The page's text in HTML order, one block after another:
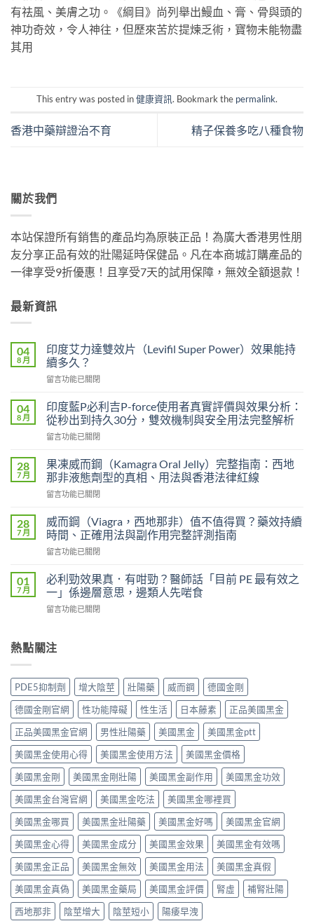
有祛風、美膚之功。《綱目》尚列舉出鰻血、膏、骨與頭的
神功奇效，令人神往，但歷來苦於提煉乏術，寶物未能物盡
其用
This entry was posted in健康資訊. Bookmark the permalink.
香港中藥辯證治不育 精子保養多吃八種食物
關於我們
本站保證所有銷售的產品均為原裝正品！為廣大香港男性朋
友分享正品有效的壯陽延時保健品。凡在本商城訂購產品的
一律享受9折優惠！且享受7天的試用保障，無效全額退款！
最新資訊
04
8 月
印度艾力達雙效片（Levifil Super Power）效果能持
續多久？
在
度
艾
力
達
效
片
（Levifil
Super
效
果
持
多
久？〉
中
留言功能已關閉
04
8 月
印度藍P必利吉P-force使用者真實評價與效果分析：
從秒出到持久30分，雙效機制與安全用法完整解析
在
度
藍
P
必
吉
P-
force
使
者
真
評
效
析：
從
秒
出
到
持
久
30
分，
雙
效
機
制
與
安
全
用
法
完
整
留言功能已關閉
28
7 月
果凍威而鋼（Kamagra Oral Jelly）完整指南：西地
那非液態劑型的真相、用法與香港法律紅線
在
凍
威
而
鋼
Oral
Jelly）
整
西
非
液
態
劑
型
的
真
相、
用
法
與
香
港
法
律
紅
線〉
中
留言功能已關閉
28
7 月
威而鋼（Viagra，西地那非）值不值得買？藥效持續
時間、正確用法與副作用完整評測指南
在
而
鋼
（Viagra，
西
非）
值
得
買？
藥
效
持
續
時
間、
正
確
用
法
與
副
作
用
完
整
評
留言功能已關閉
01
7 月
必利勁效果真．有咁勁？醫師話「目前 PE 最有效之
一」係邊層意思，邊類人先啱食
在
勁
效
真．
有
咁
勁？
醫
師
話
「目
前
PE
最
有
效
之
一」
係
邊
層
意
思，
邊
留言功能已關閉
熱點關注
PDE5抑制劑 增大陰莖 壯陽藥 威而鋼
德國金剛
德國金剛官網
性功能障礙 性生活 日本藤素
正品美國黑金
正品美國黑金官網
男性壯陽藥 美國黑金
美國黑金ptt
美國黑金使用心得
美國黑金使用方法
美國黑金價格
美國黑金剛
美國黑金剛壯陽 美國黑金副作用
美國黑金功效
美國黑金台灣官網
美國黑金吃法
美國黑金哪裡買
美國黑金哪買
美國黑金壯陽藥 美國黑金好嗎
美國黑金官網
美國黑金心得
美國黑金成分 美國黑金效果
美國黑金有效嗎
美國黑金正品
美國黑金無效 美國黑金用法
美國黑金真假
美國黑金真偽
美國黑金藥局 美國黑金評價 腎虛
補腎壯陽
西地那非
陰莖增大 陰莖短小 陽痿早洩